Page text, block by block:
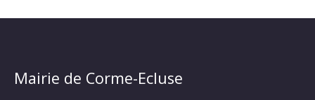
Mairie de Corme-Ecluse